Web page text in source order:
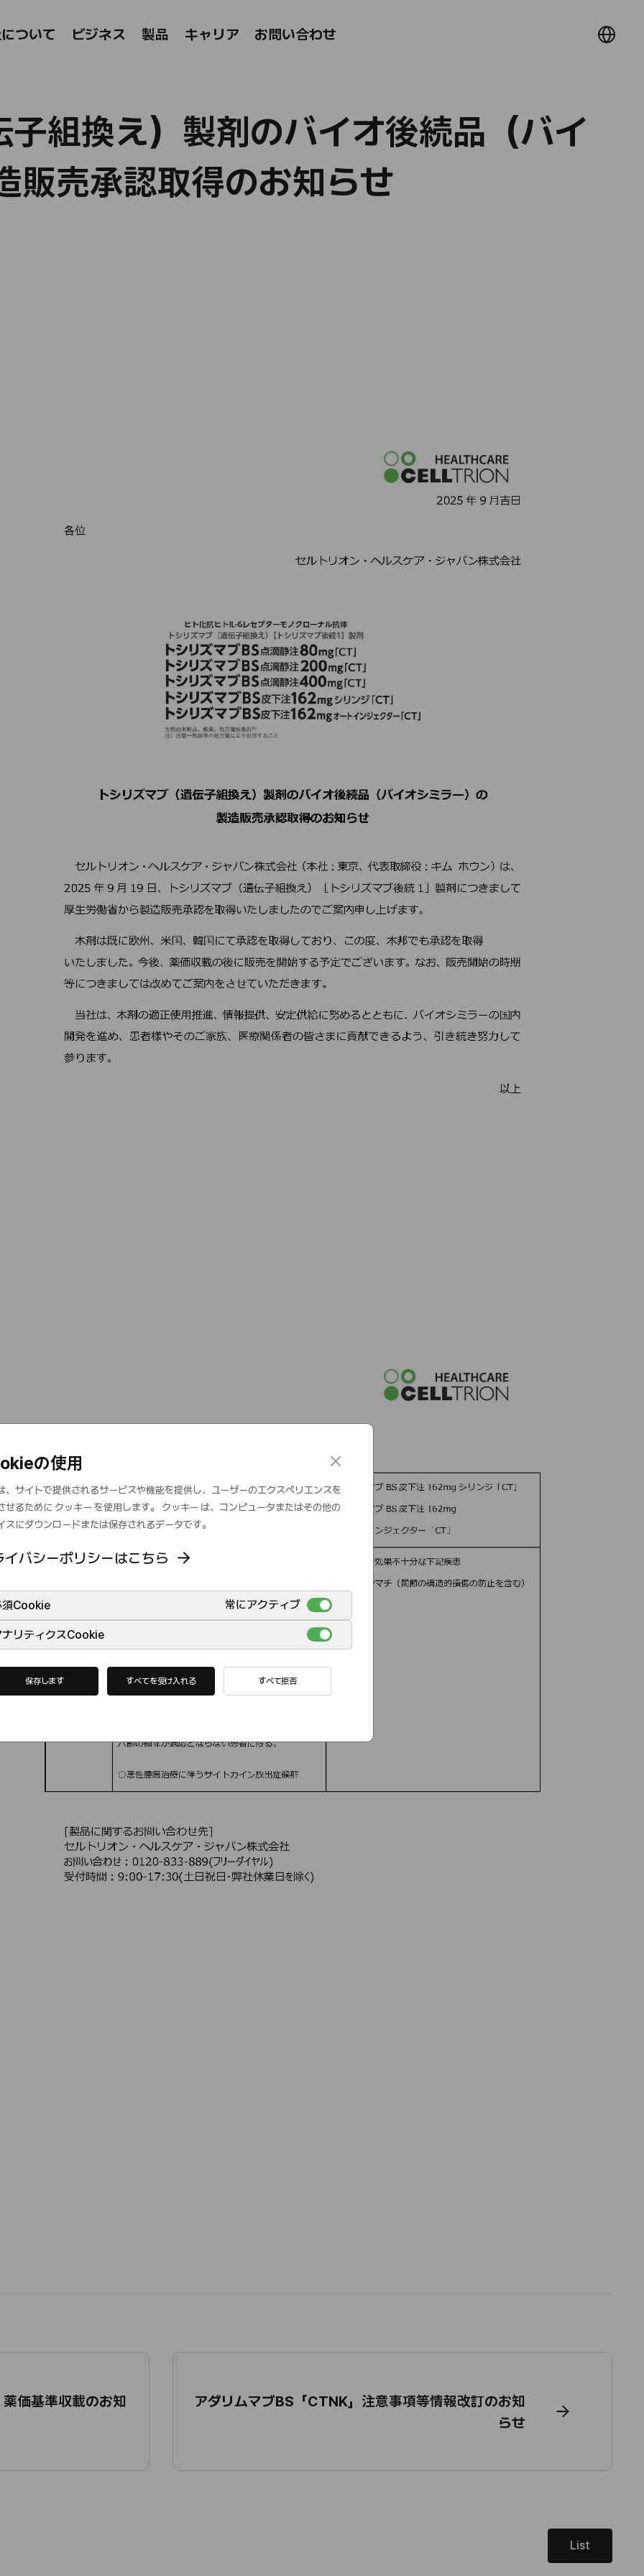
ついて ビジネス 製品​​ キャリア お問い合わせ
組換え）製剤のバイオ後続品（バイ
販売承認取得のお知らせ
価基準収載のお知
アダリムマブBS「CTNK」注意事項等情報改訂のお知
らせ
List
の使用
、サイトで提供されるサービスや機能を提供し、ユーザーのエクスペリエンスを
せるために クッキー を使用します。 クッキー は、コンピュータまたはその他の
スにダウンロードまたは保存されるデータです。
イバシーポリシーはこちら
須Cookie 常にアクティブ
リティクスCookie
保存します すべてを受け入れる すべて拒否